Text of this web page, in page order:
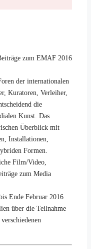
zum EMAF 2016
der internationalen
Kuratoren, Verleiher,
die
Kunst. Das
Überblick mit
Installationen,
Formen.
Film/Video,
zum Media
Ende Februar 2016
über die Teilnahme